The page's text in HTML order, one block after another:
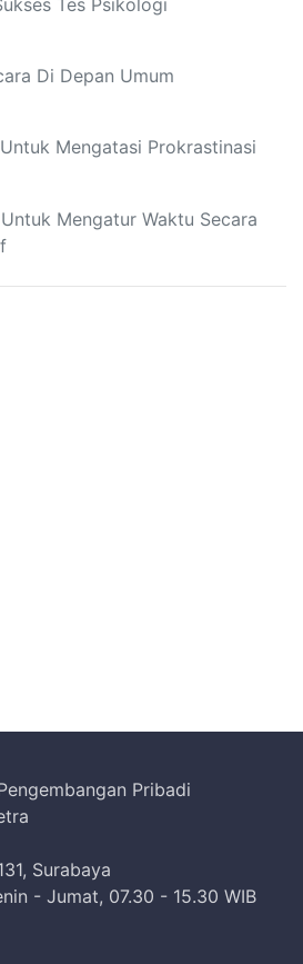
Tes Psikologi
Di Depan Umum
Mengatasi Prokrastinasi
Mengatur Waktu Secara
Pribadi
Surabaya
- Jumat, 07.30 - 15.30 WIB